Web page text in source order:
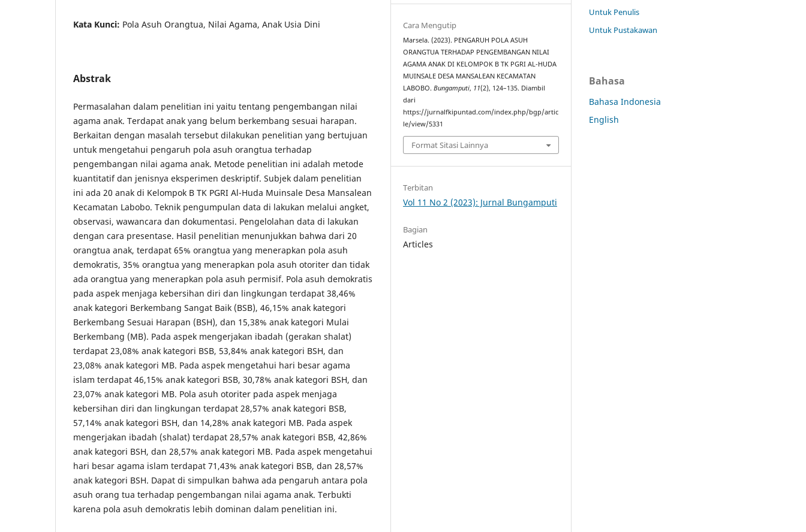
Kata Kunci: Pola Asuh Orangtua, Nilai Agama, Anak Usia Dini
Abstrak
Permasalahan dalam penelitian ini yaitu tentang pengembangan nilai
agama anak. Terdapat anak yang belum berkembang sesuai harapan.
Berkaitan dengan masalah tersebut dilakukan penelitian yang bertujuan
untuk mengetahui pengaruh pola asuh orangtua terhadap
pengembangan nilai agama anak. Metode penelitian ini adalah metode
kuantitatif dan jenisnya eksperimen deskriptif. Subjek dalam penelitian
ini ada 20 anak di Kelompok B TK PGRI Al-Huda Muinsale Desa Mansalean
Kecamatan Labobo. Teknik pengumpulan data di lakukan melalui angket,
observasi, wawancara dan dokumentasi. Pengelolahan data di lakukan
dengan cara presentase. Hasil penelitian menunjukkan bahwa dari 20
orangtua anak, terdapat 65% orangtua yang menerapkan pola asuh
demokratis, 35% orangtua yang menerapkan pola asuh otoriter dan tidak
ada orangtua yang menerapkan pola asuh permisif. Pola asuh demokratis
pada aspek menjaga kebersihan diri dan lingkungan terdapat 38,46%
anak kategori Berkembang Sangat Baik (BSB), 46,15% anak kategori
Berkembang Sesuai Harapan (BSH), dan 15,38% anak kategori Mulai
Berkembang (MB). Pada aspek mengerjakan ibadah (gerakan shalat)
terdapat 23,08% anak kategori BSB, 53,84% anak kategori BSH, dan
23,08% anak kategori MB. Pada aspek mengetahui hari besar agama
islam terdapat 46,15% anak kategori BSB, 30,78% anak kategori BSH, dan
23,07% anak kategori MB. Pola asuh otoriter pada aspek menjaga
kebersihan diri dan lingkungan terdapat 28,57% anak kategori BSB,
57,14% anak kategori BSH, dan 14,28% anak kategori MB. Pada aspek
mengerjakan ibadah (shalat) terdapat 28,57% anak kategori BSB, 42,86%
anak kategori BSH, dan 28,57% anak kategori MB. Pada aspek mengetahui
hari besar agama islam terdapat 71,43% anak kategori BSB, dan 28,57%
anak kategori BSH. Dapat di simpulkan bahwa ada pengaruh antara pola
asuh orang tua terhadap pengembangan nilai agama anak. Terbukti
karena pola asuh demokratis lebih dominan dalam penelitian ini.
Cara Mengutip
Marsela. (2023). PENGARUH POLA ASUH
ORANGTUA TERHADAP PENGEMBANGAN NILAI
AGAMA ANAK DI KELOMPOK B TK PGRI AL-HUDA
MUINSALE DESA MANSALEAN KECAMATAN
LABOBO.Bungamputi, 11(2), 124–135. Diambil
dari
https://jurnalfkipuntad.com/index.php/bgp/artic
le/view/5331
Format Sitasi Lainnya
Terbitan
Vol 11 No 2 (2023): Jurnal Bungamputi
Bagian
Articles
Untuk Penulis
Untuk Pustakawan
Bahasa
Bahasa Indonesia
English